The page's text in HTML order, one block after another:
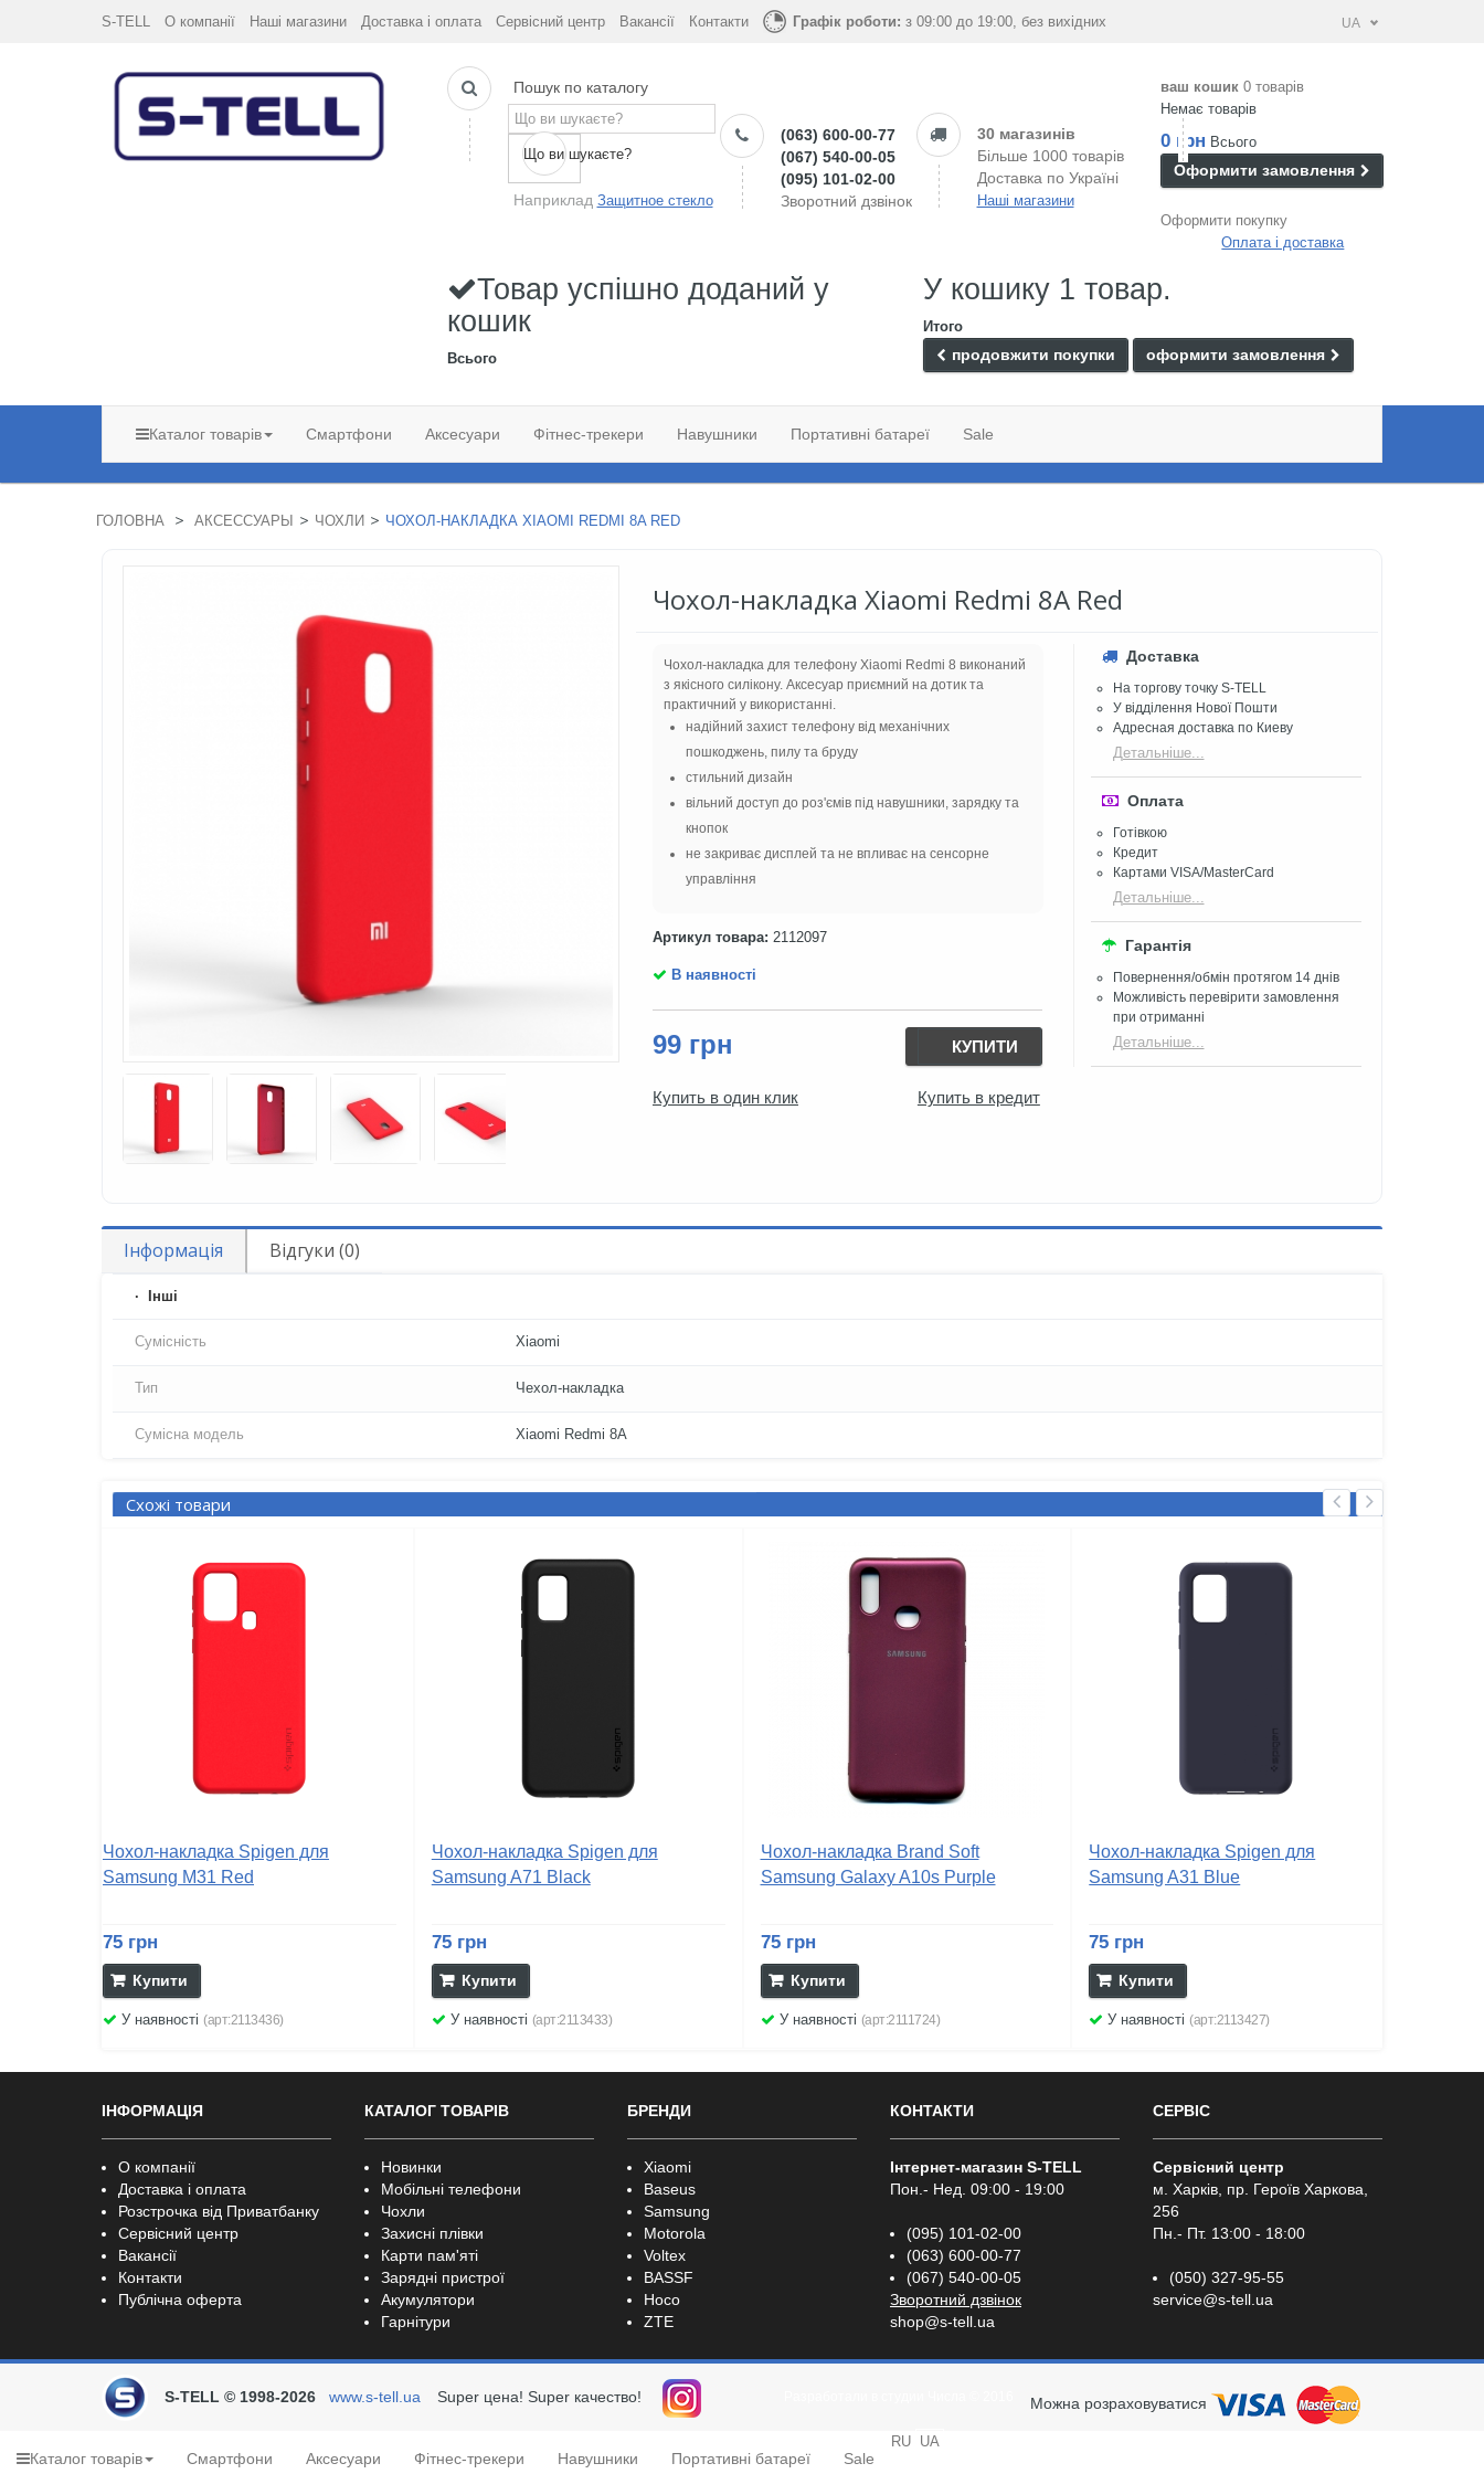
S-TELL О компанії Наші магазини Доставка і оплата Сервісний центр Вакансії Контакти Графік роботи: з 09:00 до 19:00, без вихідних UA
Пошук по каталогу
Що ви шукаєте?
Наприклад Защитное стекло
(063) 600-00-77
(067) 540-00-05
(095) 101-02-00
Зворотний дзвінок
30 магазинів
Більше 1000 товарів
Доставка по Україні
Наші магазини
ваш кошик 0 товарів
Немає товарів
0 грн Всього
Оформити замовлення
Оформити покупку
Оплата і доставка
Товар успішно доданий у
кошик
Всього
У кошику 1 товар.
Итого
продовжити покупки оформити замовлення
Каталог товарів Смартфони Аксесуари Фітнес-трекери Навушники Портативні батареї Sale
ГОЛОВНА > АКСЕССУАРЫ > ЧОХЛИ > ЧОХОЛ-НАКЛАДКА XIAOMI REDMI 8A RED
Чохол-накладка Xiaomi Redmi 8A Red
Чохол-накладка для телефону Xiaomi Redmi 8 виконаний
з якісного силікону. Аксесуар приємний на дотик та
практичний у використанні.
надійний захист телефону від механічних
пошкоджень, пилу та бруду
стильний дизайн
вільний доступ до роз'ємів під навушники, зарядку та
кнопок
не закриває дисплей та не впливає на сенсорне
управління
Артикул товара: 2112097
В наявності
99 грн КУПИТИ
Купить в один клик Купить в кредит
Доставка
На торгову точку S-TELL
У відділення Нової Пошти
Адресная доставка по Киеву
Детальніше...
Оплата
Готівкою
Кредит
Картами VISA/MasterCard
Детальніше...
Гарантія
Повернення/обмін протягом 14 днів
Можливість перевірити замовлення
при отриманні
Детальніше...
Інформація Відгуки (0)
Iнші
Сумісність Xiaomi
Тип Чехол-накладка
Сумісна модель Xiaomi Redmi 8A
Схожі товари
Чохол-накладка Spigen для
Samsung M31 Red
75 грн
Купити
У наявності (арт:2113436)
Чохол-накладка Spigen для
Samsung A71 Black
75 грн
Купити
У наявності (арт:2113433)
Чохол-накладка Brand Soft
Samsung Galaxy A10s Purple
75 грн
Купити
У наявності (арт:2111724)
Чохол-накладка Spigen для
Samsung A31 Blue
75 грн
Купити
У наявності(арт:2113427)
ІНФОРМАЦІЯ
О компанії
Доставка і оплата
Розстрочка від Приватбанку
Сервісний центр
Вакансії
Контакти
Публічна оферта
КАТАЛОГ ТОВАРІВ
Новинки
Мобільні телефони
Чохли
Захисні плівки
Карти пам'яті
Зарядні пристрої
Акумулятори
Гарнітури
БРЕНДИ
Xiaomi
Baseus
Samsung
Motorola
Voltex
BASSF
Hoco
ZTE
КОНТАКТИ
Інтернет-магазин S-TELL
Пон.- Нед. 09:00 - 19:00
(095) 101-02-00
(063) 600-00-77
(067) 540-00-05
Зворотний дзвінок
shop@s-tell.ua
СЕРВІС
Сервісний центр
м. Харків, пр. Героїв Харкова,
256
Пн.- Пт. 13:00 - 18:00
(050) 327-95-55
service@s-tell.ua
S-TELL © 1998-2026 www.s-tell.ua Super цена! Super качество! Можна розраховуватися
Каталог товарів Смартфони Аксесуари Фітнес-трекери Навушники Портативні батареї Sale
RU UA